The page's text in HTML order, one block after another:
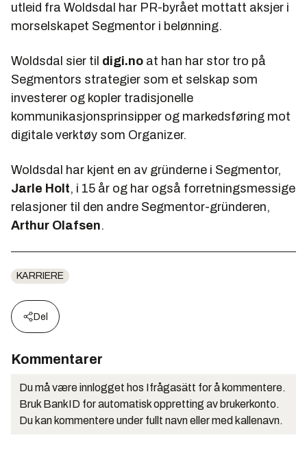
utleid fra Woldsdal har PR-byrået mottatt aksjer i
morselskapet Segmentor i belønning.
Woldsdal sier til digi.no at han har stor tro på
Segmentors strategier som et selskap som
investerer og kopler tradisjonelle
kommunikasjonsprinsipper og markedsføring mot
digitale verktøy som Organizer.
Woldsdal har kjent en av gründerne i Segmentor,
Jarle Holt, i 15 år og har også forretningsmessige
relasjoner til den andre Segmentor-gründeren,
Arthur Olafsen.
KARRIERE
Del
Kommentarer
Du må være innlogget hos Ifrågasätt for å kommentere.
Bruk BankID for automatisk oppretting av brukerkonto.
Du kan kommentere under fullt navn eller med kallenavn.